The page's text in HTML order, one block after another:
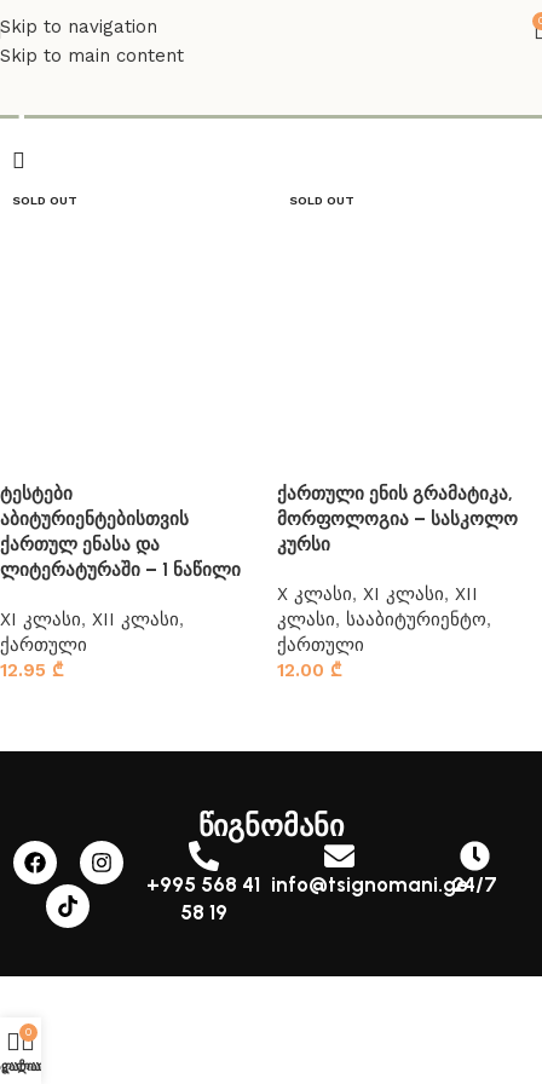
Skip to navigation
Skip to main content
SOLD OUT
ტესტები
აბიტურიენტებისთვის
ქართულ ენასა და
ლიტერატურაში – 1 ნაწილი
XI კლასი, XII კლასი,
ქართული
12.95 ₾
SOLD OUT
ქართული ენის გრამატიკა,
მორფოლოგია – სასკოლო
კურსი
X კლასი, XI კლასი, XII
კლასი, სააბიტურიენტო,
ქართული
12.00 ₾
წიგნომანი
+995 568 41
58 19
info@tsignomani.ge24/7
0
კალათა